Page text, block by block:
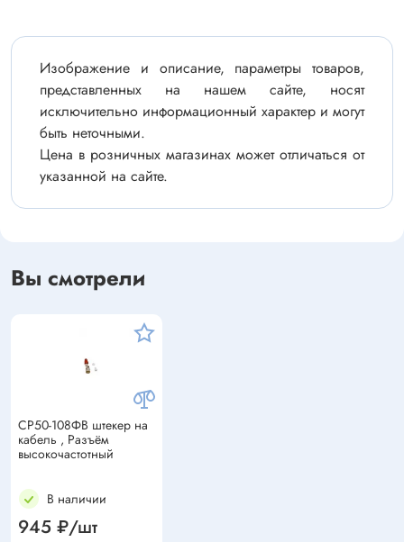
Изображение и описание, параметры товаров,
представленных на нашем сайте, носят
исключительно информационный характер и могут
быть неточными.
Цена в розничных магазинах может отличаться от
указанной на сайте.
Вы смотрели
СР50-108ФВ штекер на
кабель , Разъём
высокочастотный
В наличии
945 ₽/шт